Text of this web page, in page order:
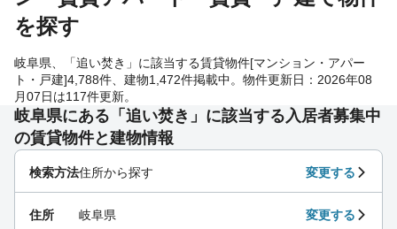
を探す
岐阜県、「追い焚き」に該当する賃貸物件[マンション・アパー
ト・戸建]4,788件、建物1,472件掲載中。物件更新日：2026年08
月07日は117件更新。
岐阜県にある「追い焚き」に該当する入居者募集中
の賃貸物件と建物情報
検索方法住所から探す 変更する
住所 岐阜県 変更する